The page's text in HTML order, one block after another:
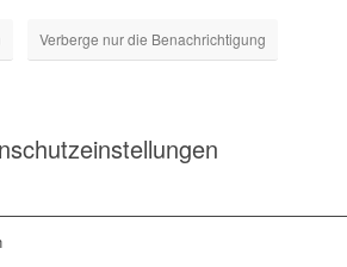
Verberge nur die Benachrichtigung